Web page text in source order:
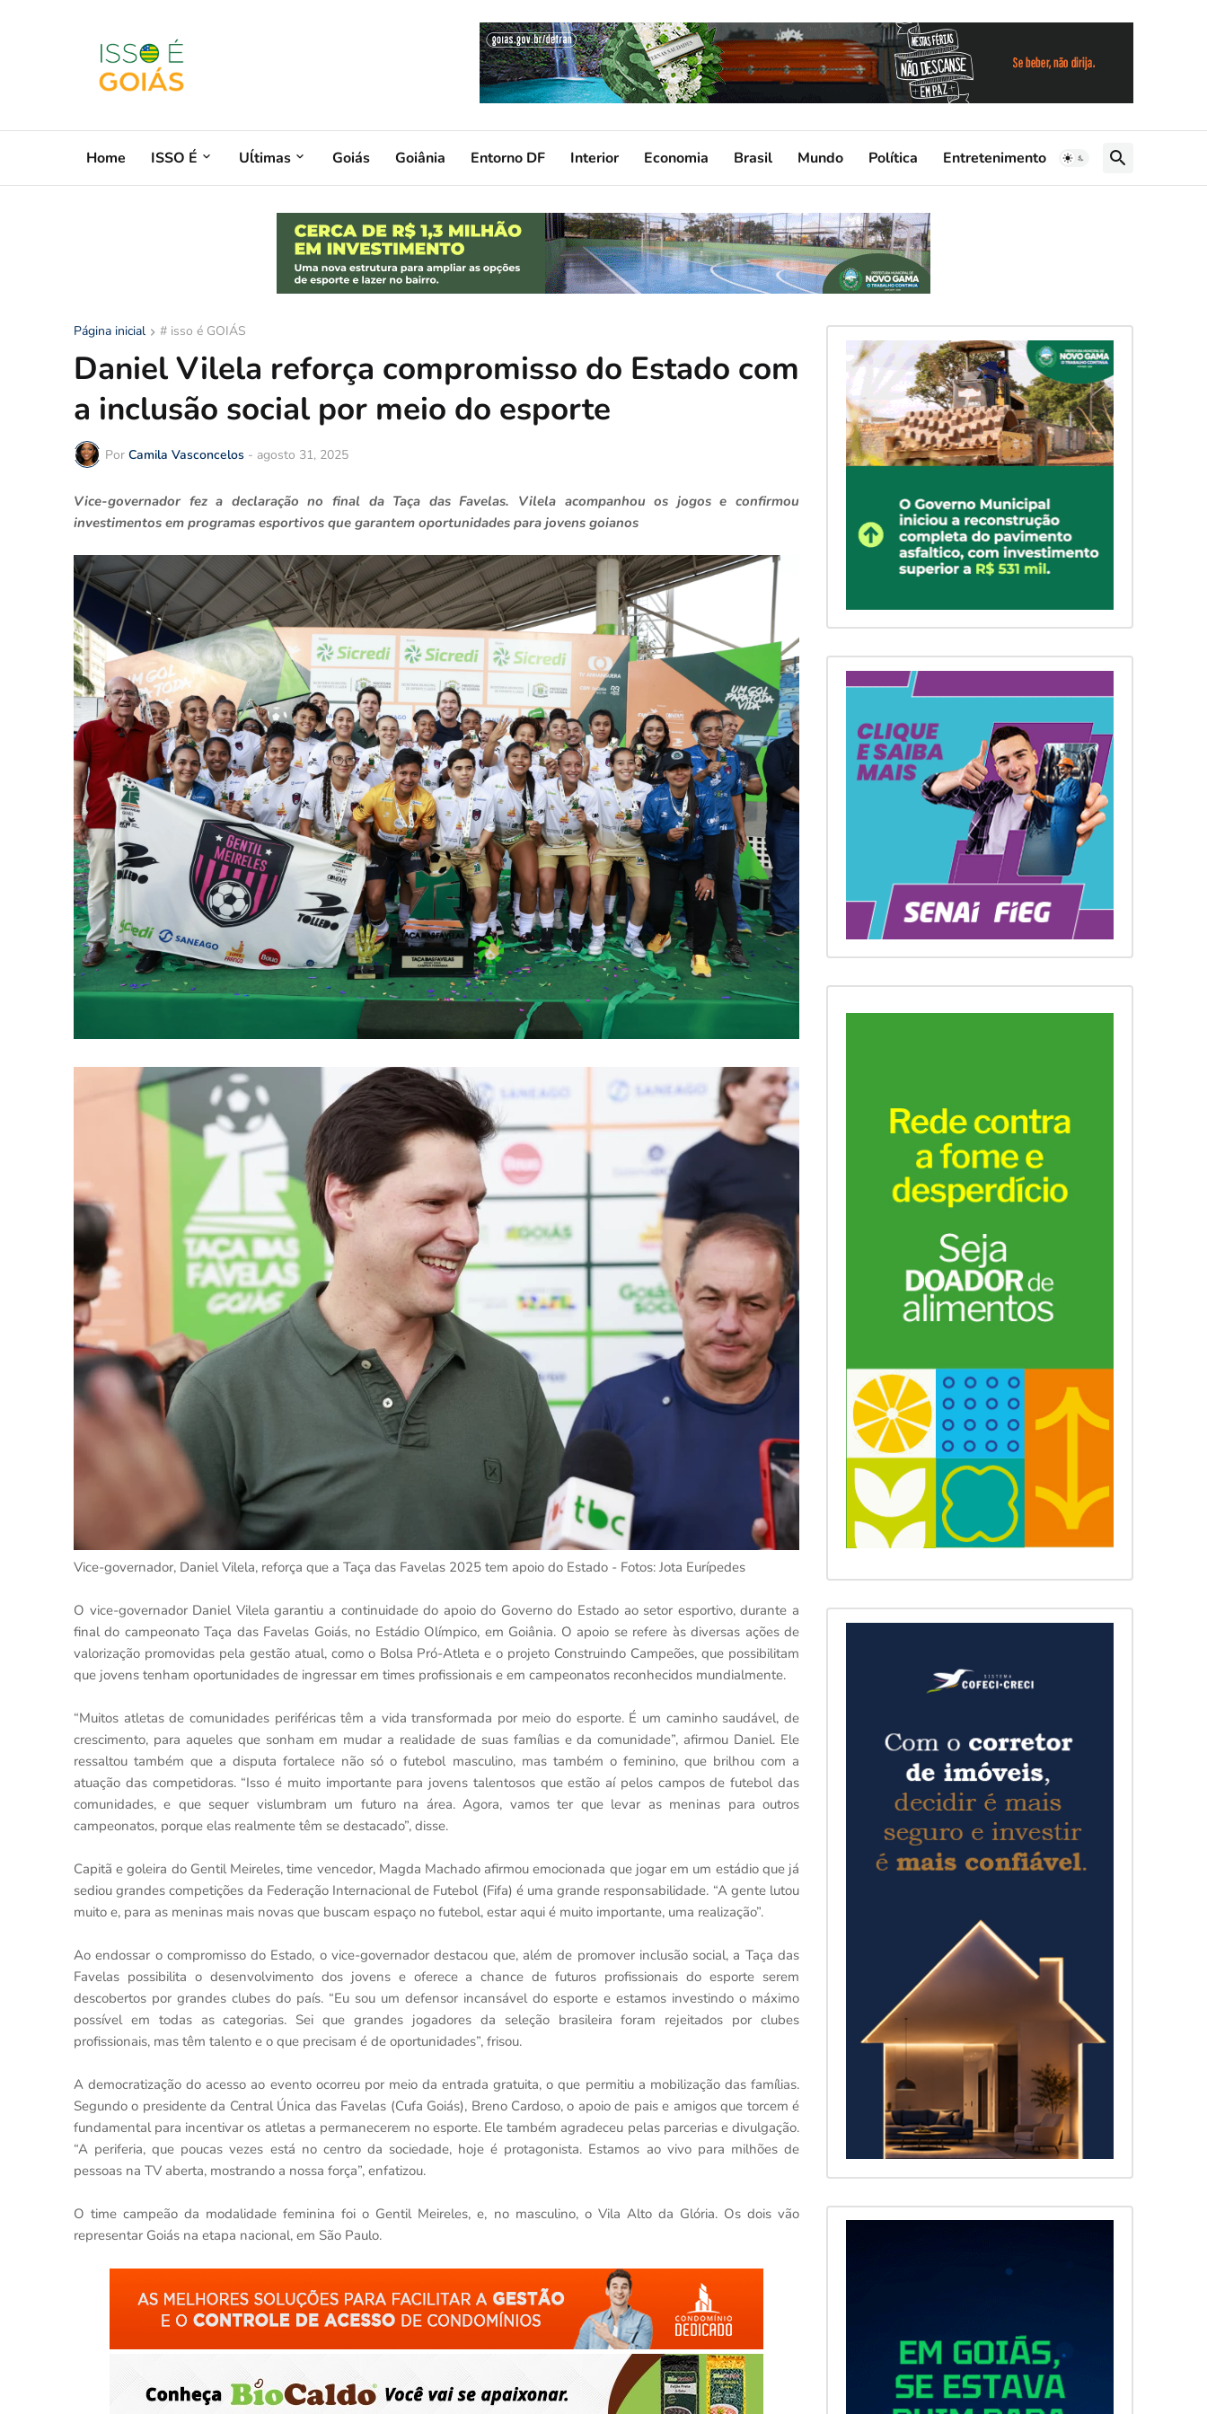
Home ISSO É Uĺtimas Goiás Goiânia Entorno DF Interior Economia Brasil Mundo Política Entretenimento
Página inicial # isso é GOIÁS
Daniel Vilela reforça compromisso do Estado com
a inclusão social por meio do esporte
Por Camila Vasconcelos - agosto 31, 2025
Vice-governador fez a declaração no final da Taça das Favelas. Vilela acompanhou os jogos e confirmou
investimentos em programas esportivos que garantem oportunidades para jovens goianos
Vice-governador, Daniel Vilela, reforça que a Taça das Favelas 2025 tem apoio do Estado - Fotos: Jota Eurípedes
O vice-governador Daniel Vilela garantiu a continuidade do apoio do Governo do Estado ao setor esportivo, durante a
final do campeonato Taça das Favelas Goiás, no Estádio Olímpico, em Goiânia. O apoio se refere às diversas ações de
valorização promovidas pela gestão atual, como o Bolsa Pró-Atleta e o projeto Construindo Campeões, que possibilitam
que jovens tenham oportunidades de ingressar em times profissionais e em campeonatos reconhecidos mundialmente.
“Muitos atletas de comunidades periféricas têm a vida transformada por meio do esporte. É um caminho saudável, de
crescimento, para aqueles que sonham em mudar a realidade de suas famílias e da comunidade”, afirmou Daniel. Ele
ressaltou também que a disputa fortalece não só o futebol masculino, mas também o feminino, que brilhou com a
atuação das competidoras. “Isso é muito importante para jovens talentosos que estão aí pelos campos de futebol das
comunidades, e que sequer vislumbram um futuro na área. Agora, vamos ter que levar as meninas para outros
campeonatos, porque elas realmente têm se destacado”, disse.
Capitã e goleira do Gentil Meireles, time vencedor, Magda Machado afirmou emocionada que jogar em um estádio que já
sediou grandes competições da Federação Internacional de Futebol (Fifa) é uma grande responsabilidade. “A gente lutou
muito e, para as meninas mais novas que buscam espaço no futebol, estar aqui é muito importante, uma realização”.
Ao endossar o compromisso do Estado, o vice-governador destacou que, além de promover inclusão social, a Taça das
Favelas possibilita o desenvolvimento dos jovens e oferece a chance de futuros profissionais do esporte serem
descobertos por grandes clubes do país. “Eu sou um defensor incansável do esporte e estamos investindo o máximo
possível em todas as categorias. Sei que grandes jogadores da seleção brasileira foram rejeitados por clubes
profissionais, mas têm talento e o que precisam é de oportunidades”, frisou.
A democratização do acesso ao evento ocorreu por meio da entrada gratuita, o que permitiu a mobilização das famílias.
Segundo o presidente da Central Única das Favelas (Cufa Goiás), Breno Cardoso, o apoio de pais e amigos que torcem é
fundamental para incentivar os atletas a permanecerem no esporte. Ele também agradeceu pelas parcerias e divulgação.
“A periferia, que poucas vezes está no centro da sociedade, hoje é protagonista. Estamos ao vivo para milhões de
pessoas na TV aberta, mostrando a nossa força”, enfatizou.
O time campeão da modalidade feminina foi o Gentil Meireles, e, no masculino, o Vila Alto da Glória. Os dois vão
representar Goiás na etapa nacional, em São Paulo.